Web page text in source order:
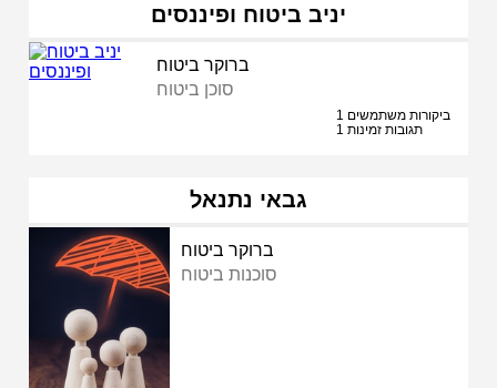
יניב ביטוח ופיננסים
ברוקר ביטוח
סוכן ביטוח
1 ביקורות משתמשים
1 תגובות זמינות
גבאי נתנאל
ברוקר ביטוח
סוכנות ביטוח